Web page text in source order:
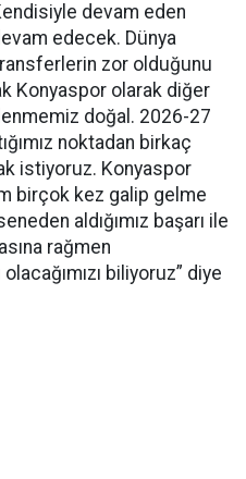
devam eden
edecek. Dünya
zor olduğunu
Konyaspor olarak diğer
doğal. 2026-27
noktadan birkaç
istiyoruz. Konyaspor
birçok kez galip gelme
aldığımız başarı ile
rağmen
biliyoruz” diye